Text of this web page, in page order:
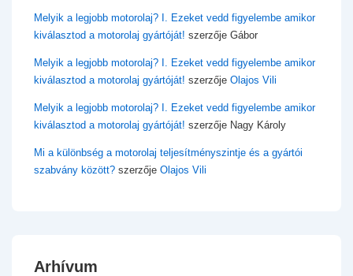
Melyik a legjobb motorolaj? I. Ezeket vedd figyelembe amikor
kiválasztod a motorolaj gyártóját! szerzője Gábor
Melyik a legjobb motorolaj? I. Ezeket vedd figyelembe amikor
kiválasztod a motorolaj gyártóját! szerzője Olajos Vili
Melyik a legjobb motorolaj? I. Ezeket vedd figyelembe amikor
kiválasztod a motorolaj gyártóját! szerzője Nagy Károly
Mi a különbség a motorolaj teljesítményszintje és a gyártói
szabvány között? szerzője Olajos Vili
Arhívum